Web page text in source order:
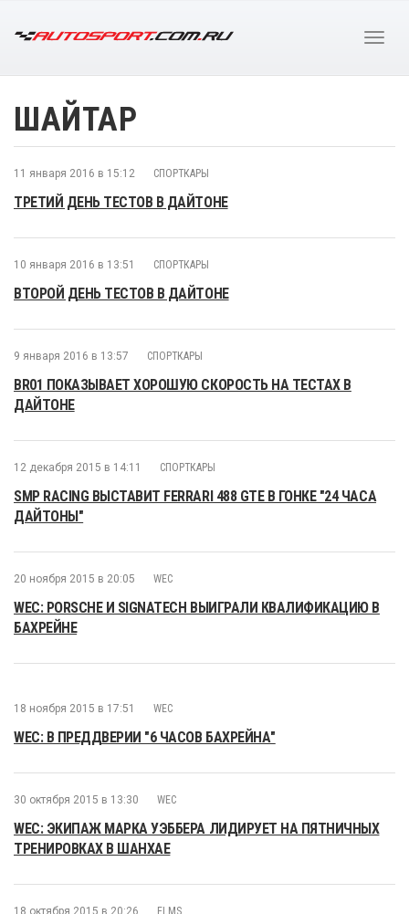
ШАЙТАР
11 января 2016 в 15:12 СПОРТКАРЫ
ТРЕТИЙ ДЕНЬ ТЕСТОВ В ДАЙТОНЕ
10 января 2016 в 13:51 СПОРТКАРЫ
ВТОРОЙ ДЕНЬ ТЕСТОВ В ДАЙТОНЕ
9 января 2016 в 13:57 СПОРТКАРЫ
BR01 ПОКАЗЫВАЕТ ХОРОШУЮ СКОРОСТЬ НА ТЕСТАХ В
ДАЙТОНЕ
12 декабря 2015 в 14:11 СПОРТКАРЫ
SMP RACING ВЫСТАВИТ FERRARI 488 GTE В ГОНКЕ "24 ЧАСА
ДАЙТОНЫ"
20 ноября 2015 в 20:05 WEC
WEC: PORSCHE И SIGNATECH ВЫИГРАЛИ КВАЛИФИКАЦИЮ В
БАХРЕЙНЕ
18 ноября 2015 в 17:51 WEC
WEC: В ПРЕДДВЕРИИ "6 ЧАСОВ БАХРЕЙНА"
30 октября 2015 в 13:30 WEC
WEC: ЭКИПАЖ МАРКА УЭББЕРА ЛИДИРУЕТ НА ПЯТНИЧНЫХ
ТРЕНИРОВКАХ В ШАНХАЕ
18 октября 2015 в 20:26 ELMS